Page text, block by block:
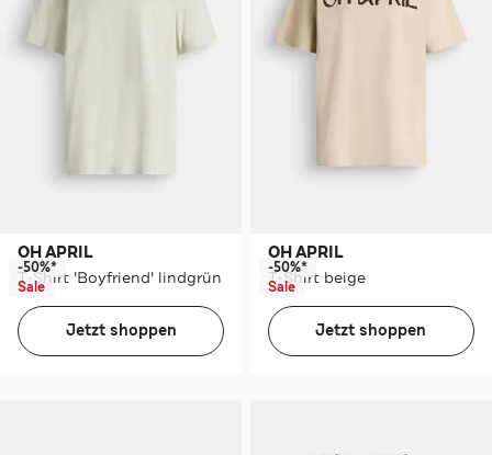
OH APRIL
T-Shirt 'Boyfriend' lindgrün
-50%*
Sale
Jetzt shoppen
OH APRIL
T-Shirt beige
-50%*
Sale
Jetzt shoppen